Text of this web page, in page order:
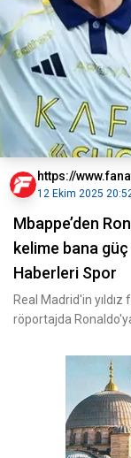
https://
12 Ekim 2025
Mbappe’den
kelime bana
Haberleri Spor
Real Madrid'in
röportajda